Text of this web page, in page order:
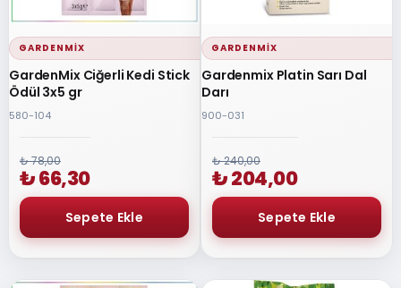
GARDENMIX
GardenMix Ciğerli Kedi Stick
Ödül 3x5 gr
580-104
₺ 78,00
₺ 66,30
GARDENMIX
Gardenmix Platin Sarı Dal
Darı
900-031
₺ 240,00
₺ 204,00